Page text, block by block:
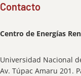
Contacto
Centro de Energías
Universidad Nacional
Av. Túpac Amaru 201.